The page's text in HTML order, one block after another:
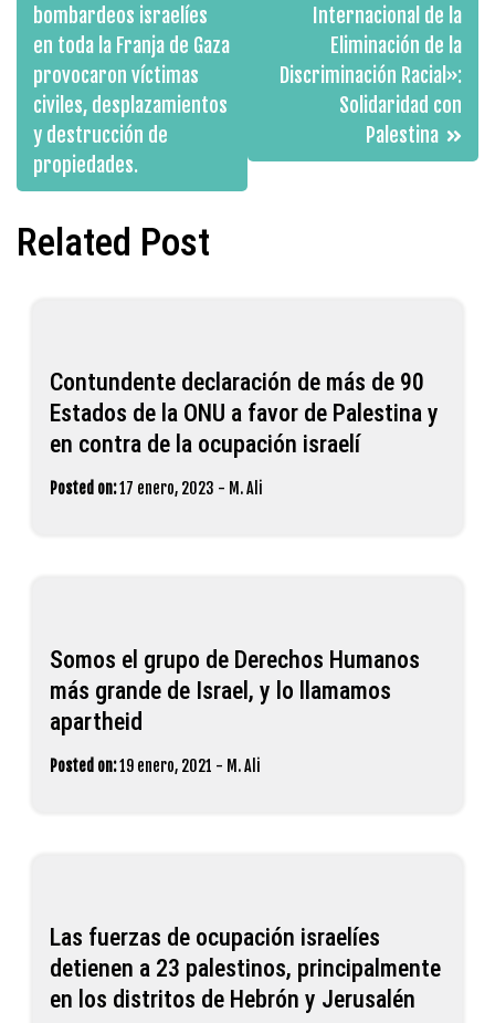
de
entradas
bombardeos israelíes
en toda la Franja de Gaza
provocaron víctimas
civiles, desplazamientos
y destrucción de
propiedades.
Internacional de la
Eliminación de la
Discriminación Racial»:
Solidaridad con
Palestina
Related Post
Contundente declaración de más de 90
Estados de la ONU a favor de Palestina y
en contra de la ocupación israelí
Posted on:17 enero, 2023 - M. Ali
Somos el grupo de Derechos Humanos
más grande de Israel, y lo llamamos
apartheid
Posted on:19 enero, 2021 - M. Ali
Las fuerzas de ocupación israelíes
detienen a 23 palestinos, principalmente
en los distritos de Hebrón y Jerusalén